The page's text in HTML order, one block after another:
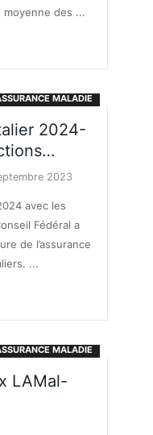
des ...
MALADIE
2024-
2023
avec les
Fédéral a
de l’assurance
...
MALADIE
LAMal-